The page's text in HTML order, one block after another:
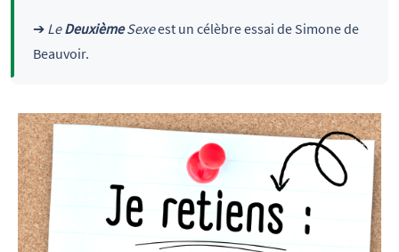
➔ LeDeuxièmeSexeest un célèbre essai de Simone de
Beauvoir.